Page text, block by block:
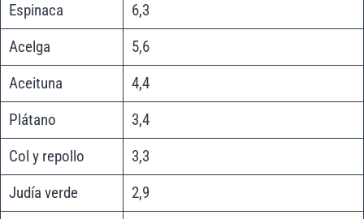
Espinaca
6,3
Acelga
5,6
Aceituna
4,4
Plátano
3,4
Col y repollo
3,3
Judía verde
2,9